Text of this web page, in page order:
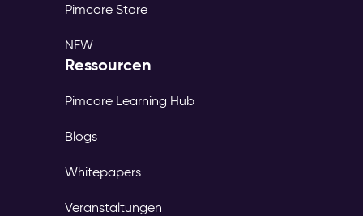
Pimcore Store
NEW
Ressourcen
Pimcore Learning Hub
Blogs
Whitepapers
Veranstaltungen